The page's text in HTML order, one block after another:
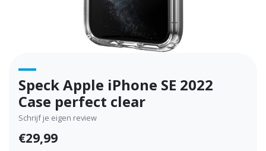
Speck Apple iPhone SE 2022
Case perfect clear
Schrijf je eigen review
€29,99